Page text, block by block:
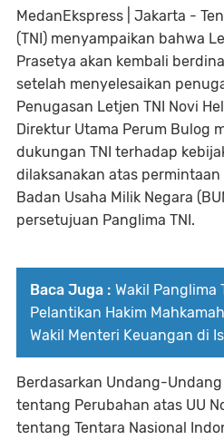
MedanEkspress | Jakarta -
(TNI) menyampaikan bahwa
Prasetya akan kembali
setelah menyelesaikan
Penugasan Letjen TNI Novi
Direktur Utama Perum Bulog
dukungan TNI terhadap
dilaksanakan atas
Badan Usaha Milik Negara
persetujuan Panglima TNI.
Baca Juga : Wakil Panglima
Pelantikan Hakim
Wakil Menteri Keuangan di
Berdasarkan Undang-
tentang Perubahan atas UU
tentang Tentara Nasional